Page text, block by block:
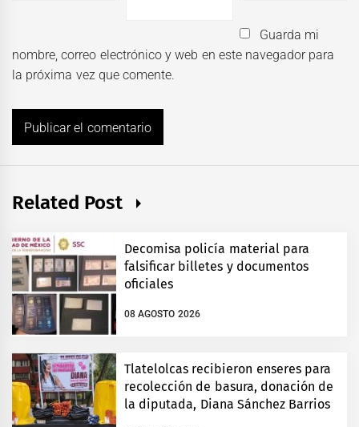
Guarda mi
nombre, correo electrónico y web en este navegador para
la próxima vez que comente.
Related Post
Decomisa policía material para
falsificar billetes y documentos
oficiales
08 AGOSTO 2026
Tlatelolcas recibieron enseres para
recolección de basura, donación de
la diputada, Diana Sánchez Barrios